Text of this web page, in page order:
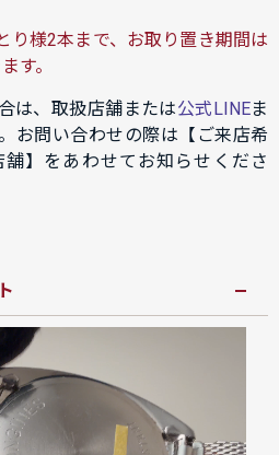
り様2本まで、お取り置き期間は
す。
は、取扱店舗または公式LINEま
お問い合わせの際は【ご来店希
】をあわせてお知らせくださ